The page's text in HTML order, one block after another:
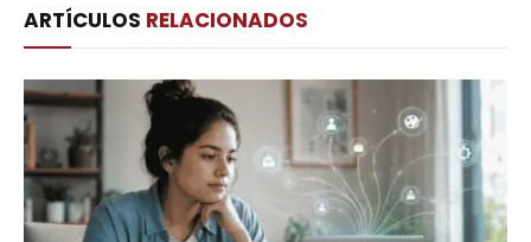
ARTÍCULOS RELACIONADOS